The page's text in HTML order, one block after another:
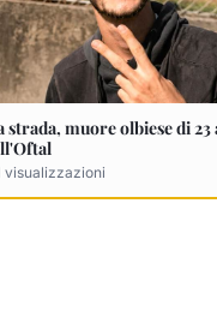
strada, muore olbiese di
visualizzazioni